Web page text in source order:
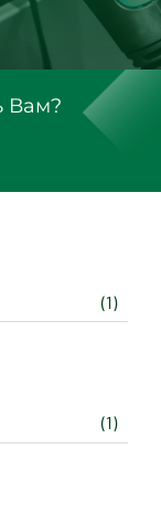
Вам?
(1)
(1)